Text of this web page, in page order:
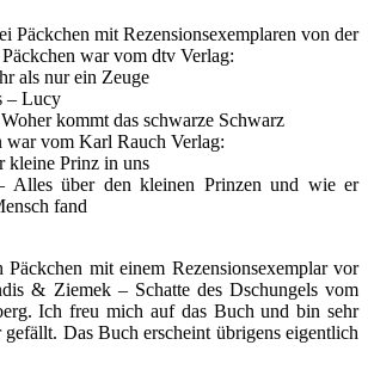
Päckchen mit Rezensionsexemplaren von der
war vom dtv Verlag:
als nur ein Zeuge
– Lucy
kommt das schwarze Schwarz
war vom Karl Rauch Verlag:
kleine Prinz in uns
Alles über den kleinen Prinzen und wie er
fand
Päckchen mit einem Rezensionsexemplar vor
& Ziemek – Schatte des Dschungels vom
Ich freu mich auf das Buch und bin sehr
Das Buch erscheint übrigens eigentlich